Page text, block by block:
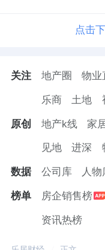
求品质、主动解
这也是整个物业
业的服务体系能
“工具感”？能否
透明化运营，建
高品质物业服务
本。业主的质疑
点击
关注 地产圈 物业
乐商 土地
原创 地产k线 家
见地 进深
数据 公司库 人物
榜单 房企销售榜
资讯热榜